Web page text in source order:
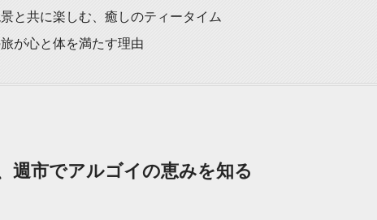
と共に楽しむ、癒しのティータイム
が心と体を満たす理由
週市でアルゴイの恵みを知る